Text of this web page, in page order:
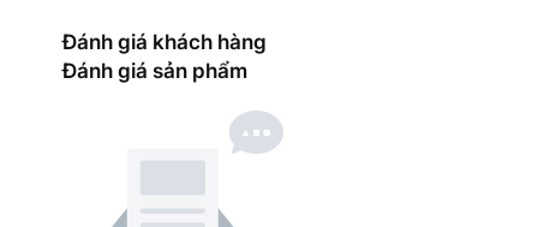
Đánh giá khách hàng
Đánh giá sản phẩm